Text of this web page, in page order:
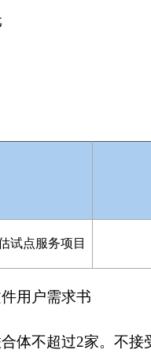
试点服务项目
用户需求书
体不超过2家。不接